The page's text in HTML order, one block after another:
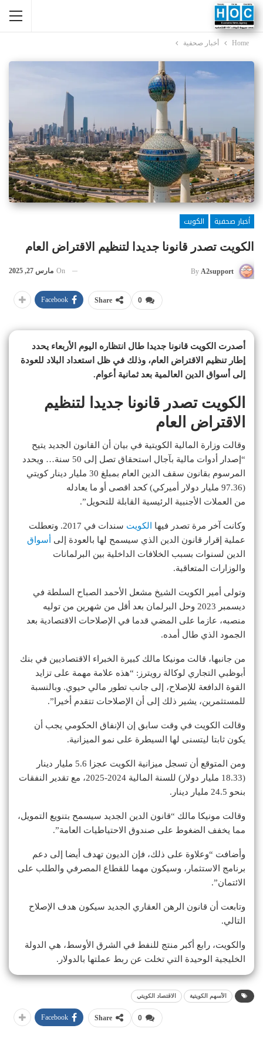
Home أخبار صحفية
أخبار صحفية
الكويت
الكويت تصدر قانونا جديدا لتنظيم الاقتراض العام
By A2support
On مارس 27, 2025
0
Share
Facebook
أصدرت الكويت قانونا جديدا طال انتظاره اليوم الأربعاء يحدد
إطار تنظيم الاقتراض العام، وذلك في ظل استعداد البلاد للعودة
إلى أسواق الدين العالمية بعد ثمانية أعوام.
الكويت تصدر قانونا جديدا لتنظيم
الاقتراض العام
وقالت وزارة المالية الكويتية في بيان أن القانون الجديد يتيح
“إصدار أدوات مالية بآجال استحقاق تصل إلى 50 سنة… ويحدد
المرسوم بقانون سقف الدين العام بمبلغ 30 مليار دينار كويتي
(97.36 مليار دولار أميركي) كحد اقصى أو ما يعادله
من العملات الأجنبية الرئيسية القابلة للتحويل”.
وكانت آخر مرة تصدر فيها الكويت
سندات في 2017. وتعطلت
عملية إقرار قانون الدين الذي سيسمح لها بالعودة إلى
أسواق
الدين لسنوات بسبب الخلافات الداخلية بين البرلمانات
والوزارات المتعاقبة.
وتولى أمير الكويت الشيخ مشعل الأحمد الصباح السلطة في
ديسمبر 2023 وحل البرلمان بعد أقل من شهرين من توليه
منصبه، عازما على المضي قدما في الإصلاحات الاقتصادية بعد
الجمود الذي طال أمده.
من جانبها، قالت مونيكا مالك كبيرة الخبراء الاقتصاديين في بنك
أبوظبي التجاري لوكالة رويترز: “هذه علامة مهمة على تزايد
القوة الدافعة للإصلاح، إلى جانب تطور مالي حيوي. وبالنسبة
للمستثمرين، يشير ذلك إلى أن الإصلاحات تتقدم أخيرا”.
وقالت الكويت في وقت سابق إن الإنفاق الحكومي يجب أن
يكون ثابتا ليتسنى لها السيطرة على نمو الميزانية.
ومن المتوقع أن تسجل ميزانية الكويت عجزا 5.6 مليار دينار
(18.33 مليار دولار) للسنة المالية 2024-2025، مع تقدير النفقات
بنحو 24.5 مليار دينار.
وقالت مونيكا مالك “قانون الدين الجديد سيسمح بتنويع التمويل،
مما يخفف الضغوط على صندوق الاحتياطيات العامة”.
وأضافت “وعلاوة على ذلك، فإن الديون تهدف أيضا إلى دعم
برنامج الاستثمار، وسيكون مهما للقطاع المصرفي والطلب على
الائتمان”.
وتابعت أن قانون الرهن العقاري الجديد سيكون هدف الإصلاح
التالي.
والكويت، رابع أكبر منتج للنفط في الشرق الأوسط، هي الدولة
الخليجية الوحيدة التي تخلت عن ربط عملتها بالدولار.
الأسهم الكويتية الاقتصاد الكويتي
0
Share
Facebook